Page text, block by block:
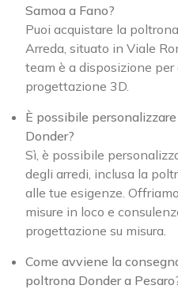
Samoa a Fano?
Puoi acquistare la
Arreda, situato in Viale
team è a disposizione
progettazione 3D.
È possibile
Donder?
Sì, è possibile
degli arredi, inclusa la
alle tue esigenze.
misure in loco e
progettazione su misura.
Come avviene la
poltrona Donder a